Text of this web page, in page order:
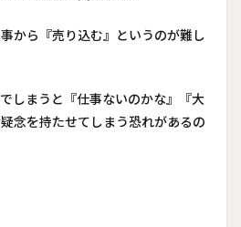
から『売り込む』というのが難し
しまうと『仕事ないのかな』『大
念を持たせてしまう恐れがあるの